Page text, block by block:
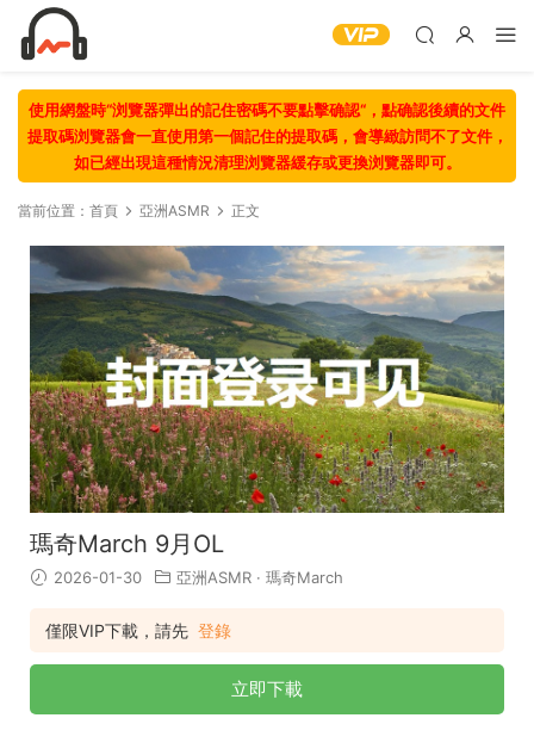
使用網盤時“浏覽器彈出的記住密碼不要點擊确認“，點确認後續的文件
提取碼浏覽器會一直使用第一個記住的提取碼，會導緻訪問不了文件，
如已經出現這種情況清理浏覽器緩存或更換浏覽器即可。
當前位置： 首頁 亞洲ASMR 正文
瑪奇March 9月OL
2026-01-30 亞洲ASMR · 瑪奇March
僅限VIP下載，請先 登錄
立即下載